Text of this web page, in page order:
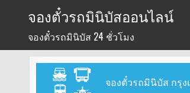
content
จองตั๋วรถมินิบัสออนไลน์
จองตั๋วรถมินิบัส 24 ชั่วโมง
จองตั๋วรถมินิบัส กรุ